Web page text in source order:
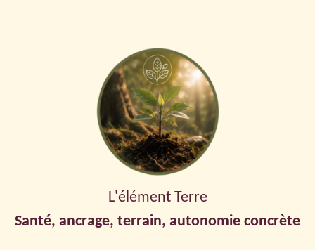
L'élément Terre
Santé, ancrage, terrain, autonomie concrète